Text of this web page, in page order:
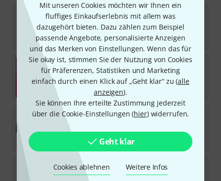
Mit unseren Cookies möchten wir Ihnen ein
fluffiges Einkaufserlebnis mit allem was
dazugehört bieten. Dazu zählen zum Beispiel
passende Angebote, personalisierte Anzeigen
und das Merken von Einstellungen. Wenn das für
Sie okay ist, stimmen Sie der Nutzung von Cookies
für Präferenzen, Statistiken und Marketing
einfach durch einen Klick auf „Geht klar“ zu (alle
anzeigen).
Sie können Ihre erteilte Zustimmung jederzeit
über die Cookie-Einstellungen (hier) widerrufen.
Geht klar
Cookies ablehnen Weitere Infos
tc electronic TC8210-DT
58
Sofort lieferbar
77 €
Native Instruments Komplete 26 Standard
1
Download-Lizenz
iZotopeRX 12 Elements
Download-Lizenz
AudientORIA Mini & SoundID Reference